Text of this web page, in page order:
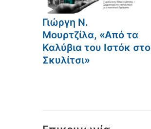
Γιώργη Ν.
Μουρτζίλα, «Από τα
Καλύβια του Ιστόκ στο
Σκυλίτσι»